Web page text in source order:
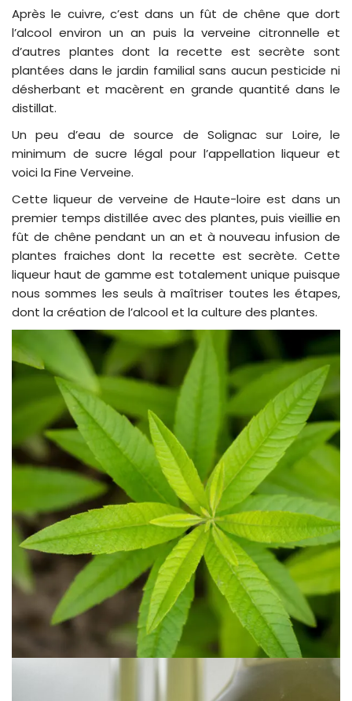
Après le cuivre, c’est dans un fût de chêne que dort
l’alcool environ un an puis la verveine citronnelle et
d’autres plantes dont la recette est secrète sont
plantées dans le jardin familial sans aucun pesticide ni
désherbant et macèrent en grande quantité dans le
distillat.
Un peu d’eau de source de Solignac sur Loire, le
minimum de sucre légal pour l’appellation liqueur et
voici la Fine Verveine.
Cette liqueur de verveine de Haute-loire est dans un
premier temps distillée avec des plantes, puis vieillie en
fût de chêne pendant un an et à nouveau infusion de
plantes fraiches dont la recette est secrète. Cette
liqueur haut de gamme est totalement unique puisque
nous sommes les seuls à maîtriser toutes les étapes,
dont la création de l’alcool et la culture des plantes.